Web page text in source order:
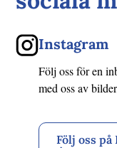
Instagram
Följ oss för en
med oss av
Följ oss